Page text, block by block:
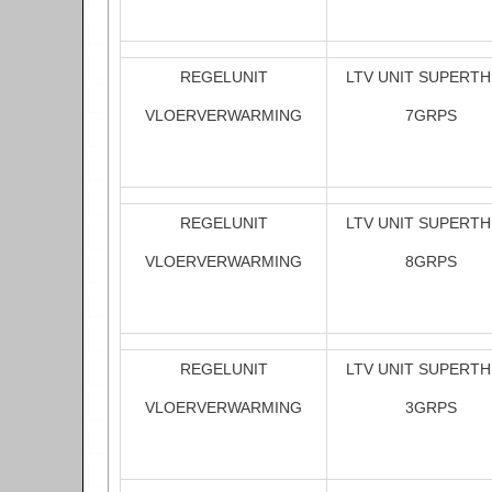
REGELUNIT
VLOERVERWARMING
LTV UNIT
7GRPS
REGELUNIT
VLOERVERWARMING
LTV UNIT
8GRPS
REGELUNIT
VLOERVERWARMING
LTV UNIT
3GRPS